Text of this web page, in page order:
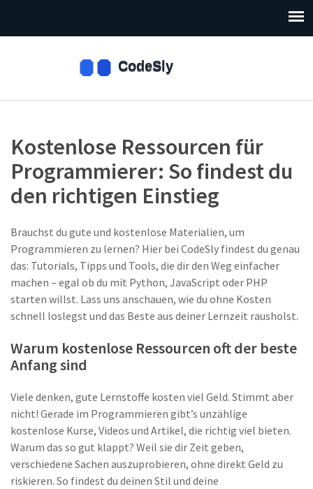
Kostenlose Ressourcen für
Programmierer: So findest du
den richtigen Einstieg
Brauchst du gute und kostenlose Materialien, um
Programmieren zu lernen? Hier bei CodeSly findest du genau
das: Tutorials, Tipps und Tools, die dir den Weg einfacher
machen – egal ob du mit Python, JavaScript oder PHP
starten willst. Lass uns anschauen, wie du ohne Kosten
schnell loslegst und das Beste aus deiner Lernzeit rausholst.
Warum kostenlose Ressourcen oft der beste
Anfang sind
Viele denken, gute Lernstoffe kosten viel Geld. Stimmt aber
nicht! Gerade im Programmieren gibt’s unzählige
kostenlose Kurse, Videos und Artikel, die richtig viel bieten.
Warum das so gut klappt? Weil sie dir Zeit geben,
verschiedene Sachen auszuprobieren, ohne direkt Geld zu
riskieren. So findest du deinen Stil und deine